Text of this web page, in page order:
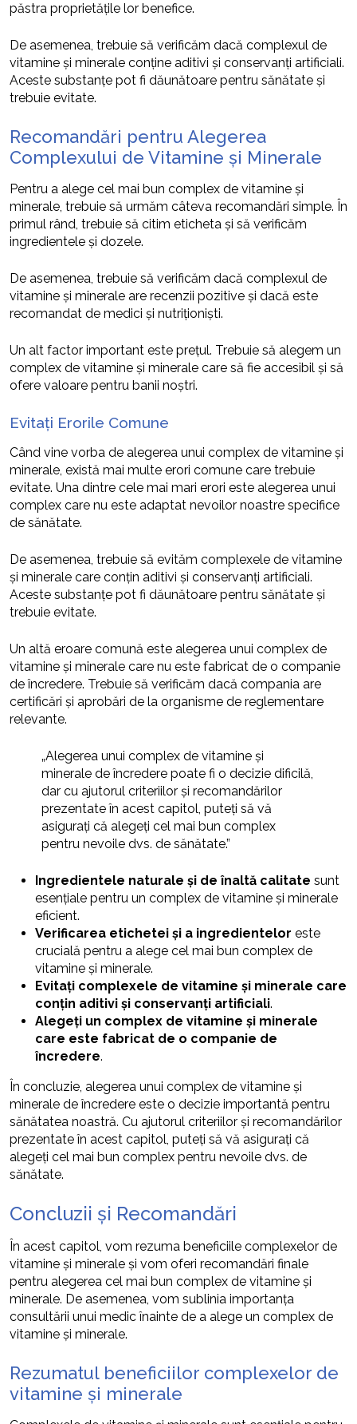
păstra proprietățile lor benefice.
De asemenea, trebuie să verificăm dacă complexul de
vitamine și minerale conține aditivi și conservanți artificiali.
Aceste substanțe pot fi dăunătoare pentru sănătate și
trebuie evitate.
Recomandări pentru Alegerea
Complexului de Vitamine și Minerale
Pentru a alege cel mai bun complex de vitamine și
minerale, trebuie să urmăm câteva recomandări simple. În
primul rând, trebuie să citim eticheta și să verificăm
ingredientele și dozele.
De asemenea, trebuie să verificăm dacă complexul de
vitamine și minerale are recenzii pozitive și dacă este
recomandat de medici și nutriționiști.
Un alt factor important este prețul. Trebuie să alegem un
complex de vitamine și minerale care să fie accesibil și să
ofere valoare pentru banii noștri.
Evitați Erorile Comune
Când vine vorba de alegerea unui complex de vitamine și
minerale, există mai multe erori comune care trebuie
evitate. Una dintre cele mai mari erori este alegerea unui
complex care nu este adaptat nevoilor noastre specifice
de sănătate.
De asemenea, trebuie să evităm complexele de vitamine
și minerale care conțin aditivi și conservanți artificiali.
Aceste substanțe pot fi dăunătoare pentru sănătate și
trebuie evitate.
Un altă eroare comună este alegerea unui complex de
vitamine și minerale care nu este fabricat de o companie
de încredere. Trebuie să verificăm dacă compania are
certificări și aprobări de la organisme de reglementare
relevante.
„Alegerea unui complex de vitamine și
minerale de încredere poate fi o decizie dificilă,
dar cu ajutorul criteriilor și recomandărilor
prezentate în acest capitol, puteți să vă
asigurați că alegeți cel mai bun complex
pentru nevoile dvs. de sănătate.”
Ingredientele naturale și de înaltă calitate sunt
esențiale pentru un complex de vitamine și minerale
eficient.
Verificarea etichetei și a ingredientelor este
crucială pentru a alege cel mai bun complex de
vitamine și minerale.
Evitați complexele de vitamine și minerale care
conțin aditivi și conservanți artificiali.
Alegeți un complex de vitamine și minerale
care este fabricat de o companie de
încredere.
În concluzie, alegerea unui complex de vitamine și
minerale de încredere este o decizie importantă pentru
sănătatea noastră. Cu ajutorul criteriilor și recomandărilor
prezentate în acest capitol, puteți să vă asigurați că
alegeți cel mai bun complex pentru nevoile dvs. de
sănătate.
Concluzii și Recomandări
În acest capitol, vom rezuma beneficiile complexelor de
vitamine și minerale și vom oferi recomandări finale
pentru alegerea cel mai bun complex de vitamine și
minerale. De asemenea, vom sublinia importanța
consultării unui medic înainte de a alege un complex de
vitamine și minerale.
Rezumatul beneficiilor complexelor de
vitamine și minerale